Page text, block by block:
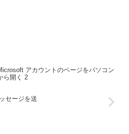
アカウントのページをパソコン
ら開く 2
セージを送